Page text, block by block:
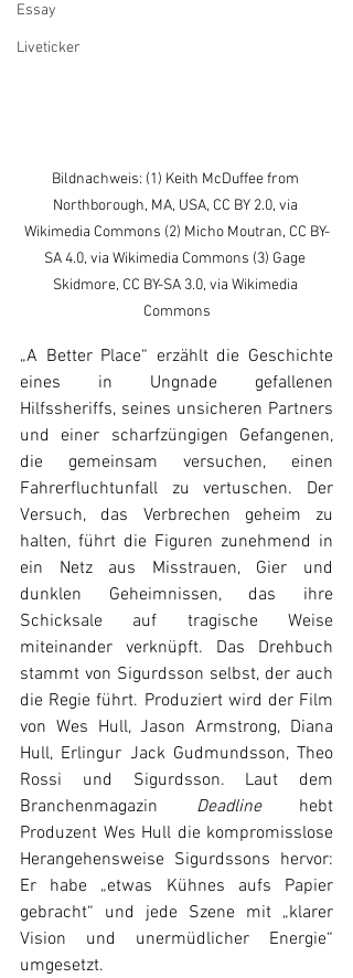
Essay
Liveticker
Bildnachweis: (1) Keith McDuffee from
Northborough, MA, USA, CC BY 2.0, via
Wikimedia Commons (2) Micho Moutran, CC BY-
SA 4.0, via Wikimedia Commons (3) Gage
Skidmore, CC BY-SA 3.0, via Wikimedia
Commons
„A Better Place“ erzählt die Geschichte
eines in Ungnade gefallenen
Hilfssheriffs, seines unsicheren Partners
und einer scharfzüngigen Gefangenen,
die gemeinsam versuchen, einen
Fahrerfluchtunfall zu vertuschen. Der
Versuch, das Verbrechen geheim zu
halten, führt die Figuren zunehmend in
ein Netz aus Misstrauen, Gier und
dunklen Geheimnissen, das ihre
Schicksale auf tragische Weise
miteinander verknüpft. Das Drehbuch
stammt von Sigurdsson selbst, der auch
die Regie führt. Produziert wird der Film
von Wes Hull, Jason Armstrong, Diana
Hull, Erlingur Jack Gudmundsson, Theo
Rossi und Sigurdsson. Laut dem
Branchenmagazin Deadline hebt
Produzent Wes Hull die kompromisslose
Herangehensweise Sigurdssons hervor:
Er habe „etwas Kühnes aufs Papier
gebracht“ und jede Szene mit „klarer
Vision und unermüdlicher Energie“
umgesetzt.